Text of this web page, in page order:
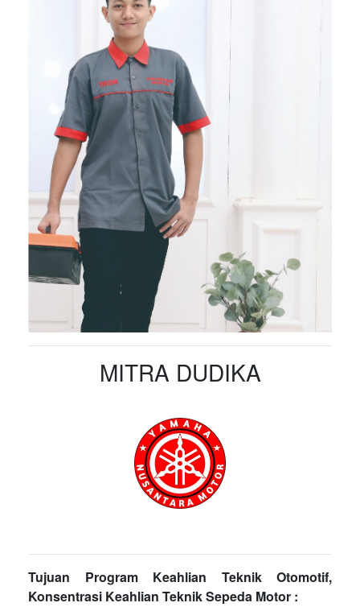
MITRA DUDIKA
Tujuan Program Keahlian Teknik Otomotif,
Konsentrasi Keahlian Teknik Sepeda Motor :